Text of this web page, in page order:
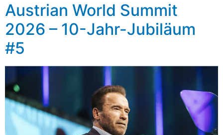
Austrian World Summit
2026 – 10-Jahr-Jubiläum
#5